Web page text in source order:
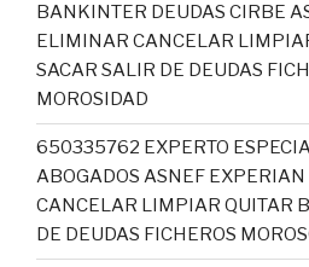
BANKINTER DEUDAS CIRBE
ELIMINAR CANCELAR
SACAR SALIR DE DEUDAS
MOROSIDAD
650335762 EXPERTO
ABOGADOS ASNEF
CANCELAR LIMPIAR QUITAR
DE DEUDAS FICHEROS